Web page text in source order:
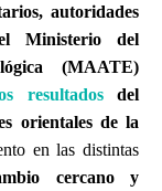
autoridades
Ministerio del
(MAATE)
resultadosdel
orientales de la
en las distintas
cercano y